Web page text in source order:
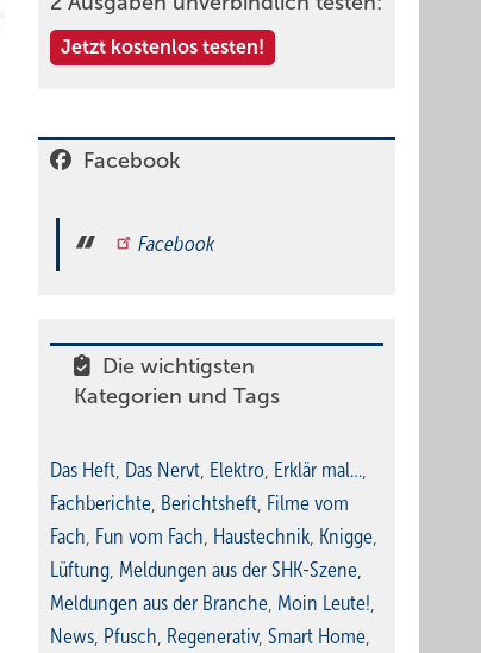
Jetzt kostenlos testen!
Facebook
Facebook
Die wichtigsten
Kategorien und Tags
Das Heft, Das Nervt, Elektro, Erklär mal…,
Fachberichte, Berichtsheft, Filme vom
Fach, Fun vom Fach, Haustechnik, Knigge,
Lüftung, Meldungen aus der SHK-Szene,
Meldungen aus der Branche, Moin Leute!,
News, Pfusch, Regenerativ, Smart Home,